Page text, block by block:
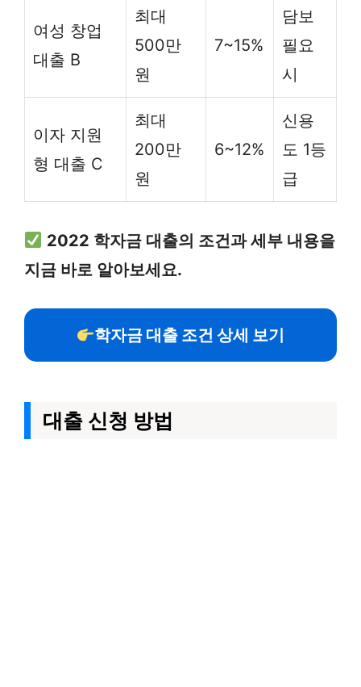
여성 창업
대출 B
최대
500만
원
7~15%
담보
필요
시
이자 지원
형 대출 C
최대
200만
원
6~12%
신용
도 1등
급
2022 학자금 대출의 조건과 세부 내용을
지금 바로 알아보세요.
학자금 대출 조건 상세 보기
대출 신청 방법